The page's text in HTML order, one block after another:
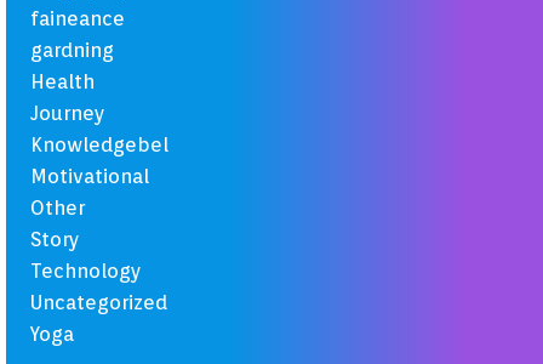
faineance
gardning
Health
Journey
Knowledgebel
Motivational
Other
Story
Technology
Uncategorized
Yoga